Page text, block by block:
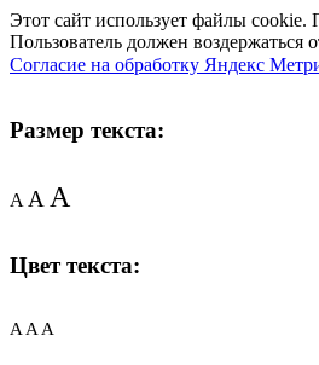
Этот сайт использует файлы cookie.
Пользователь должен воздержаться
Согласие на обработку Яндекс
Размер текста:
AAA
Цвет текста:
A A A